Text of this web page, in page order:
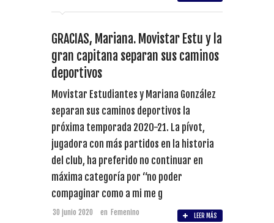
GRACIAS, Mariana. Movistar Estu y la
gran capitana separan sus caminos
deportivos
Movistar Estudiantes y Mariana González
separan sus caminos deportivos la
próxima temporada 2020-21. La pívot,
jugadora con más partidos en la historia
del club, ha preferido no continuar en
máxima categoría por “no poder
compaginar como a mi me g
30 junio 2020 en Femenino LEER MÁS